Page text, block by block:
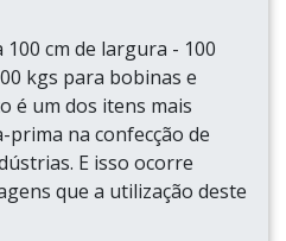
100 cm de largura - 100
kgs para bobinas e
é um dos itens mais
na confecção de
E isso ocorre
que a utilização deste